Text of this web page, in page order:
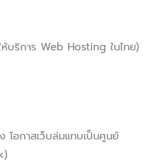
บริการ Web Hosting ในไทย)
โอกาสเว็บล่มแทบเป็นศูนย์